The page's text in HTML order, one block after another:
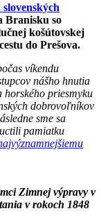
Branisku so
košútovskej
do Prešova.
víkendu
nášho hnutia
horského priesmyku
dobrovoľníkov
sme sa
pamiatku
Zimnej výpravy v
v rokoch 1848